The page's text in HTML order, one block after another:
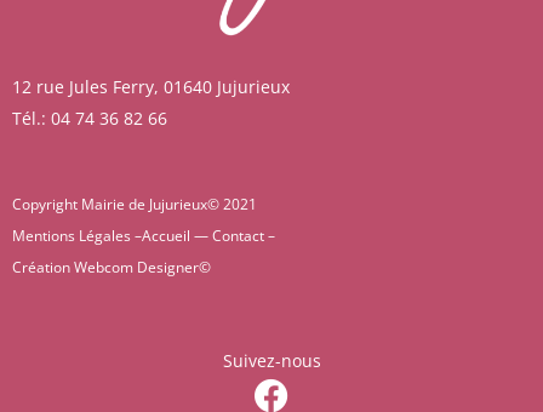
12 rue Jules Ferry, 01640 Jujurieux
Tél.: 04 74 36 82 66
Copyright Mairie de Jujurieux© 2021
Mentions Légales –Accueil —Contact–
CréationWebcom Designer©
Suivez-nous